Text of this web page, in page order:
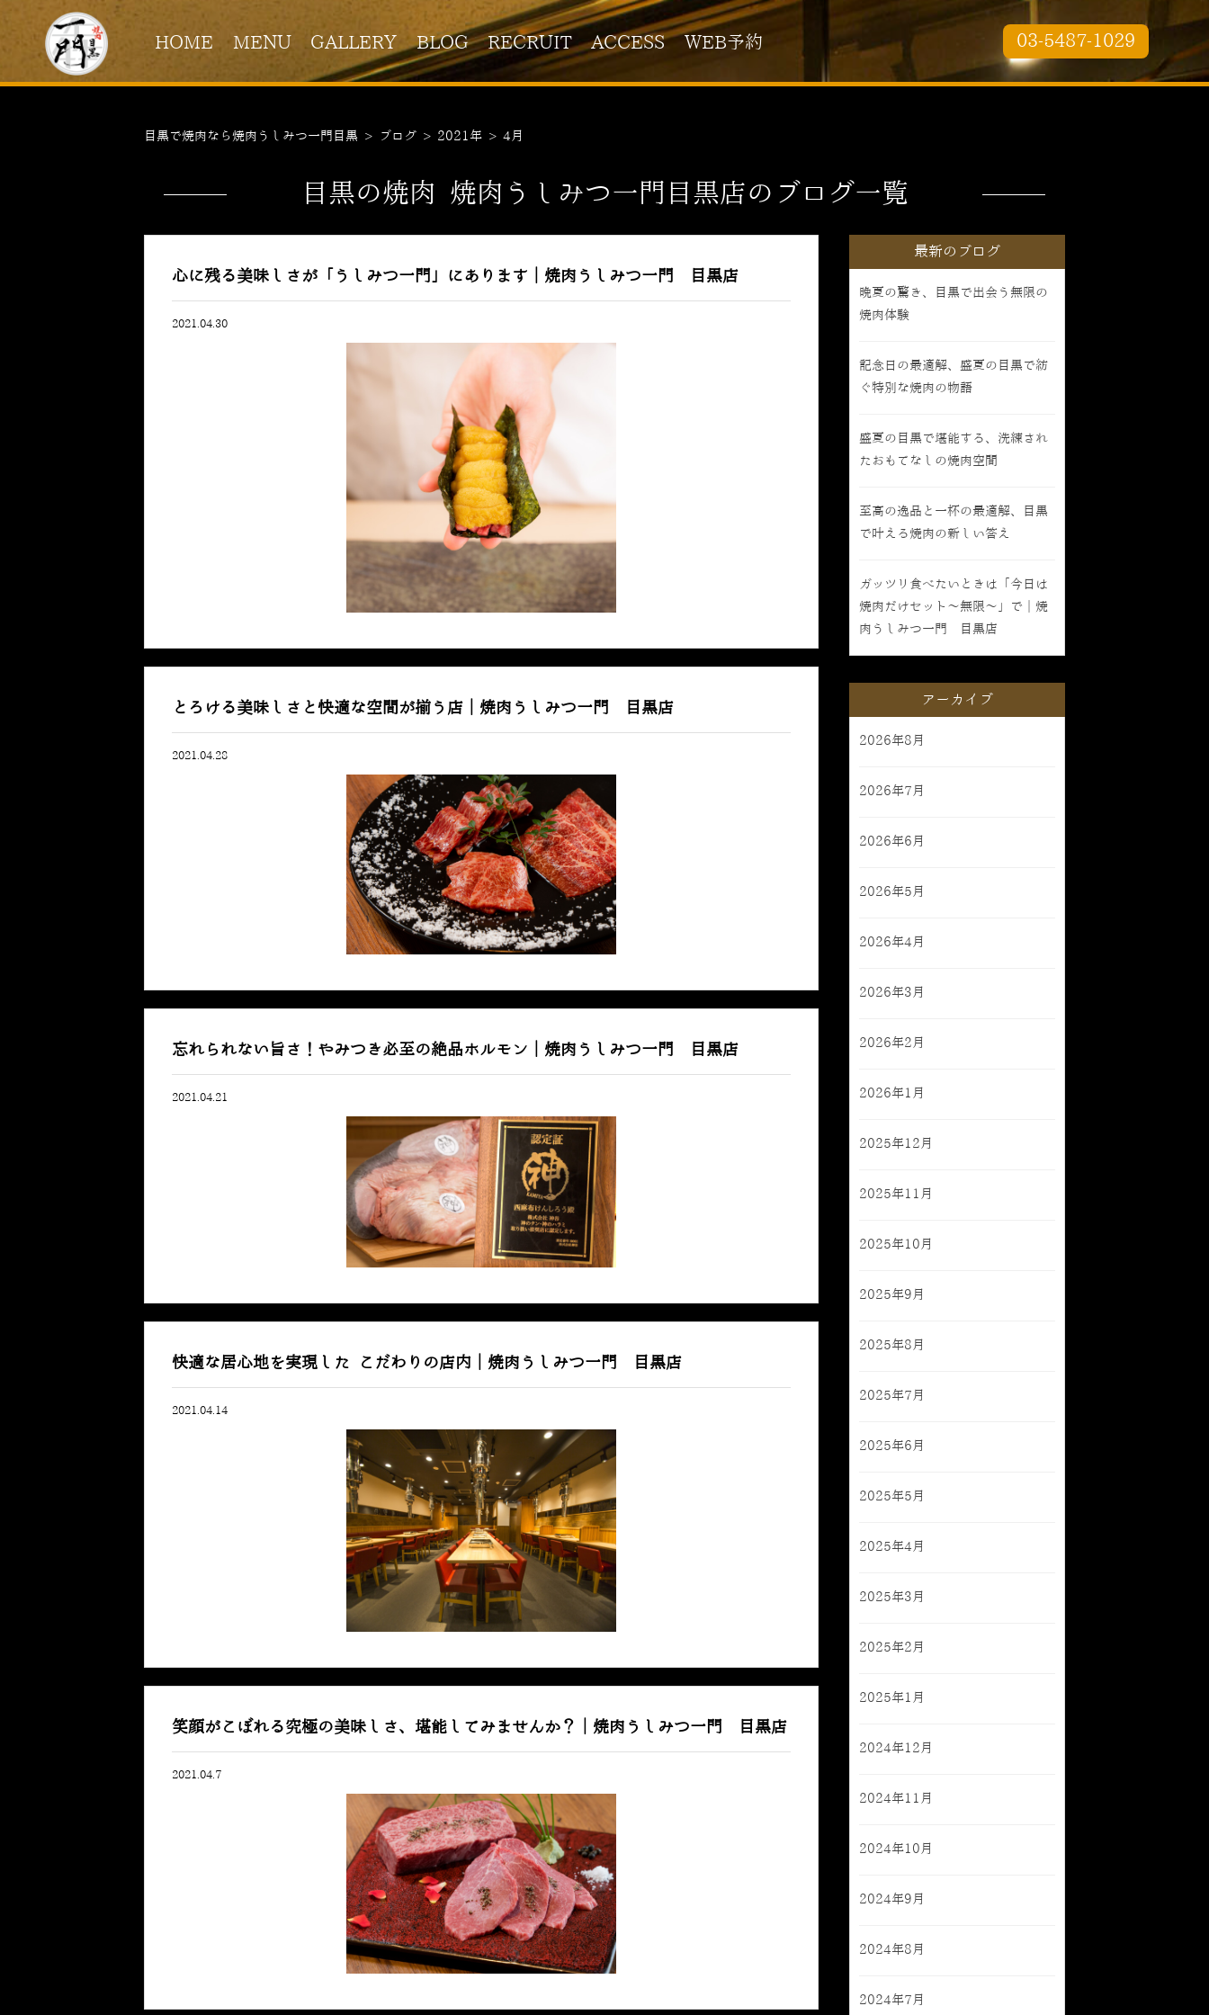
HOME MENU GALLERY BLOG RECRUIT ACCESS WEB予約 03-5487-1029
目黒で焼肉なら焼肉うしみつ一門目黒 > ブログ > 2021年 > 4月
目黒の焼肉 焼肉うしみつ一門目黒店のブログ一覧
心に残る美味しさが「うしみつ一門」にあります｜焼肉うしみつ一門 目黒店
2021.04.30
とろける美味しさと快適な空間が揃う店｜焼肉うしみつ一門 目黒店
2021.04.28
忘れられない旨さ！やみつき必至の絶品ホルモン｜焼肉うしみつ一門 目黒店
2021.04.21
快適な居心地を実現した こだわりの店内｜焼肉うしみつ一門 目黒店
2021.04.14
笑顔がこぼれる究極の美味しさ、堪能してみませんか？｜焼肉うしみつ一門 目黒店
2021.04.7
最新のブログ
晩夏の驚き、目黒で出会う無限の
焼肉体験
記念日の最適解、盛夏の目黒で紡
ぐ特別な焼肉の物語
盛夏の目黒で堪能する、洗練され
たおもてなしの焼肉空間
至高の逸品と一杯の最適解、目黒
で叶える焼肉の新しい答え
ガッツリ食べたいときは「今日は
焼肉だけセット〜無限〜」で｜焼
肉うしみつ一門 目黒店
アーカイブ
2026年8月
2026年7月
2026年6月
2026年5月
2026年4月
2026年3月
2026年2月
2026年1月
2025年12月
2025年11月
2025年10月
2025年9月
2025年8月
2025年7月
2025年6月
2025年5月
2025年4月
2025年3月
2025年2月
2025年1月
2024年12月
2024年11月
2024年10月
2024年9月
2024年8月
2024年7月